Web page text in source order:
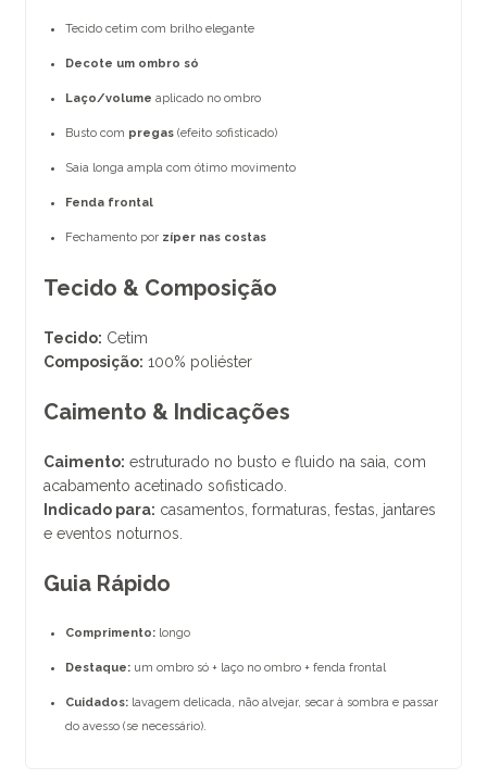
Tecido cetim com brilho elegante
Decote um ombro só
Laço/volume aplicado no ombro
Busto com pregas (efeito sofisticado)
Saia longa ampla com ótimo movimento
Fenda frontal
Fechamento por zíper nas costas
Tecido & Composição
Tecido: Cetim
Composição: 100% poliéster
Caimento & Indicações
Caimento: estruturado no busto e fluido na saia, com
acabamento acetinado sofisticado.
Indicado para: casamentos, formaturas, festas, jantares
e eventos noturnos.
Guia Rápido
Comprimento: longo
Destaque: um ombro só + laço no ombro + fenda frontal
Cuidados: lavagem delicada, não alvejar, secar à sombra e passar
do avesso (se necessário).